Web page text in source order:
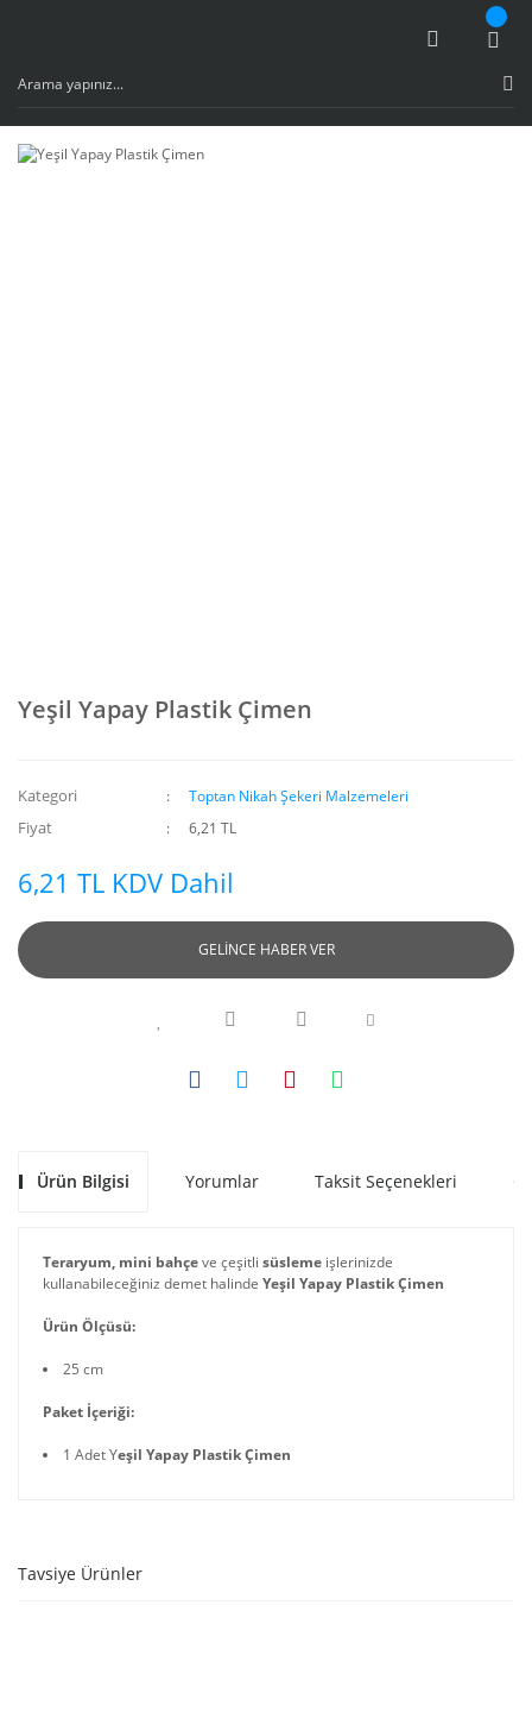
Yeşil Yapay Plastik Çimen
Kategori Toptan Nikah Şekeri Malzemeleri
Fiyat 6,21 TL
6,21 TL KDV Dahil
GELİNCE HABER VER
Ürün Bilgisi Yorumlar Taksit Seçenekleri
Teraryum, mini bahçeve çeşitli süsleme işlerinizde
kullanabileceğiniz demet halinde Yeşil Yapay Plastik Çimen
Ürün Ölçüsü:
25 cm
Paket İçeriği:
1 Adet Yeşil Yapay Plastik Çimen
Tavsiye Ürünler